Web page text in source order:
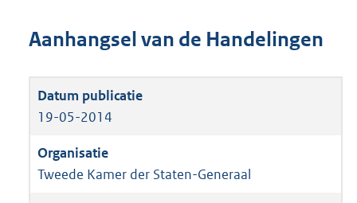
Aanhangsel van de Handelingen
19-05-2014
Tweede Kamer der Staten-Generaal